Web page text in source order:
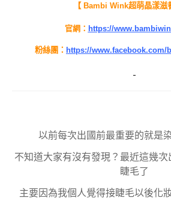
【 Bambi Wink超萌晶漾滋
官網： https://
粉絲團： https://www.facebook.com/
以前每次出國前最重要的就是
不知道大家有沒有發現？最近這幾
睫毛了
主要因為我個人覺得接睫毛以後化